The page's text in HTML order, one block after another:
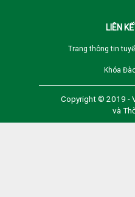
LIÊN
Trang thông tin
Khóa
Copyright © 2019 -
và